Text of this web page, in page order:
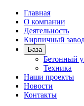
Главная
О компании
Деятельность
Кирпичный
База
Бетонный
Техника
Наши проекты
Новости
Контакты